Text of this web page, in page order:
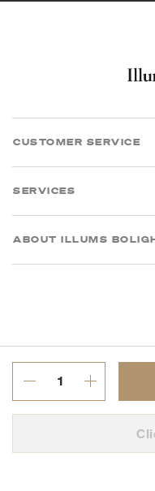
CUSTOMER SERVICE
SERVICES
ABOUT ILLUMS